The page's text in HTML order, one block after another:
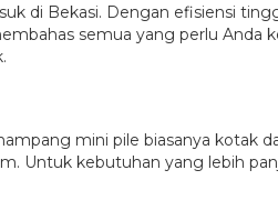
di Bekasi. Dengan efisiensi
semua yang perlu Anda
mini pile biasanya kotak
Untuk kebutuhan yang lebih